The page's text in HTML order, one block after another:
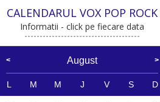
CALENDARUL VOX POP ROCK
Informatii - click pe fiecare data
August
L M M J V S D